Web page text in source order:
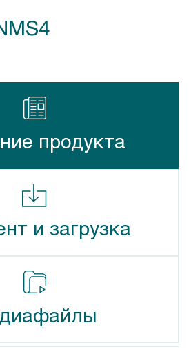
продукта
и загрузка